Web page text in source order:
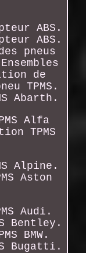
ABS.
ABS.
pneus
de
TPMS.
Abarth.
Alfa
TPMS
Alpine.
Aston
Audi.
Bentley.
BMW.
Bugatti.